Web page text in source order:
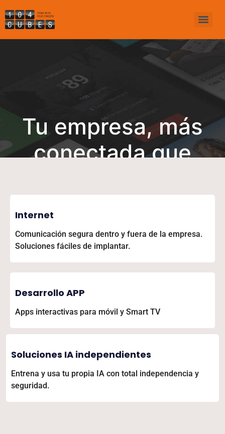
Tu empresa, más
conectada que
Internet
Comunicación segura dentro y fuera de la empresa.
Soluciones fáciles de implantar.
Desarrollo APP
Apps interactivas para móvil y Smart TV
Soluciones IA independientes
Entrena y usa tu propia IA con total independencia y
seguridad.